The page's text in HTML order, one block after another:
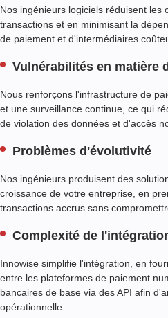
P
A
I
E
M
N
T
A
R
I
T
E
T
R
E
D
E
Nos ingénieurs logiciels réduisent les
transactions et en minimisant la
de paiement et d'intermédiaires
Vulnérabilités en matière
Nous renforçons l'infrastructure de
et une surveillance continue, ce qui
de violation des données et d'accès
Problèmes d'évolutivité
Nos ingénieurs produisent des
croissance de votre entreprise, en
transactions accrus sans
Complexité de
Innowise simplifie l'intégration, en
entre les plateformes de paiement
bancaires de base via des API afin
opérationnelle.